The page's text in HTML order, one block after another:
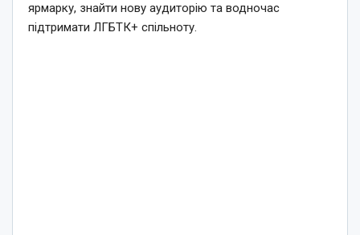
ярмарку, знайти нову аудиторію та водночас
підтримати ЛГБТК+ спільноту.